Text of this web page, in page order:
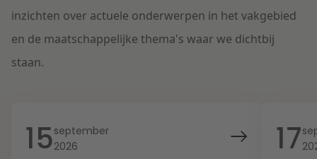
inzichten over actuele onderwerpen in het vakgebied
en de maatschappelijke thema's waar we dichtbij
staan.
15september
2026
17